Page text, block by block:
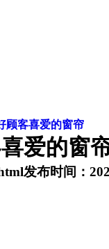
顾客喜爱的窗帘
爱的窗
发布时间：